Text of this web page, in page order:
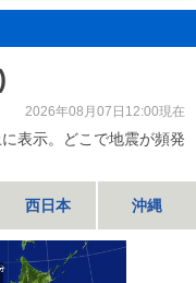
2026年08月07日12:00現在
表示。どこで地震が頻発
西日本 沖縄